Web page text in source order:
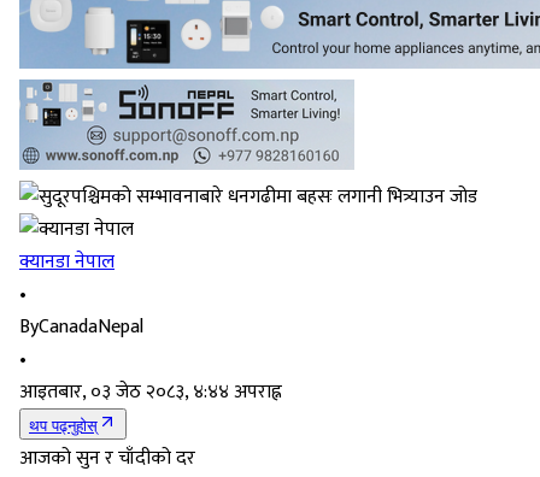
क्यानडा नेपाल
•
ByCanadaNepal
•
आइतबार, ०३ जेठ २०८३, ४:४४ अपराह्न
थप पढ्नुहोस्
आजको सुन र चाँदीको दर